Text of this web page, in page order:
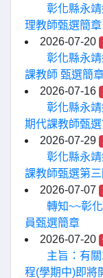
彰化縣永
理教師甄選簡章
2026-07-20
彰化縣永
課教師 甄選簡
2026-07-16
彰化縣永
期代課教師甄選
2026-07-29
彰化縣永
課教師甄選第三
2026-07-07
轉知~~彰
員甄選簡章
2026-07-20
主旨：有
程(學期中)即將